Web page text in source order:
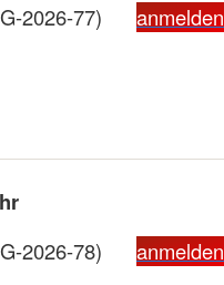
2026-77)
anmelden
2026-78)
anmelden